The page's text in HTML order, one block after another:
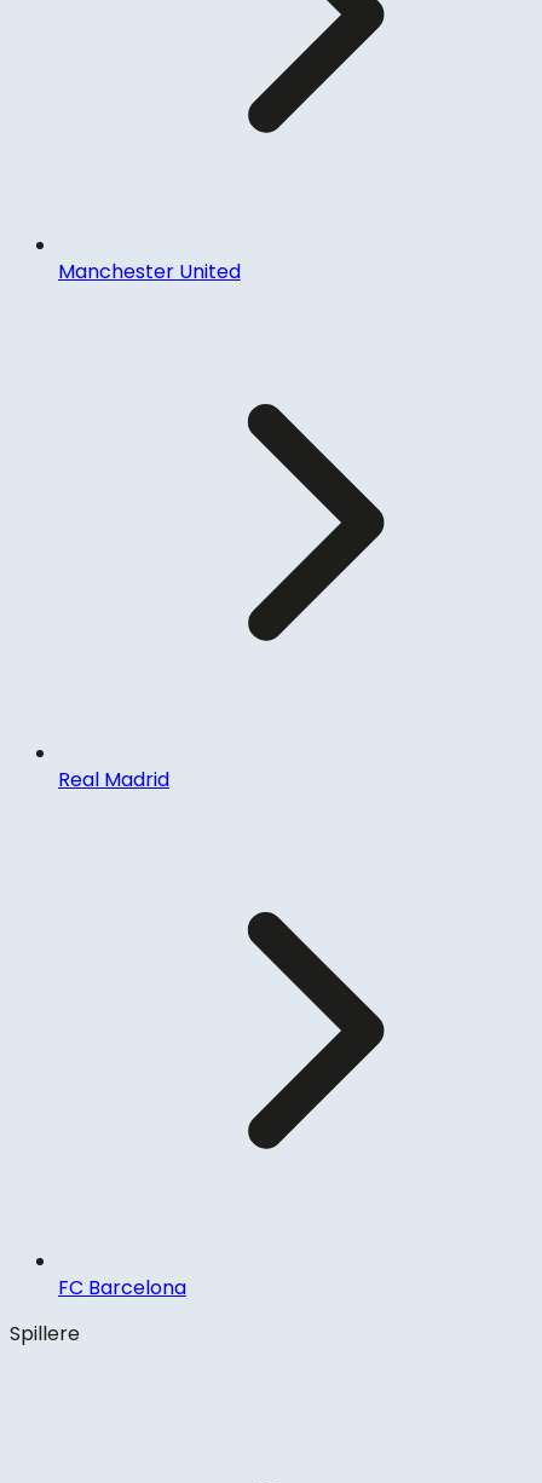
Manchester United
Real Madrid
FC Barcelona
Spillere